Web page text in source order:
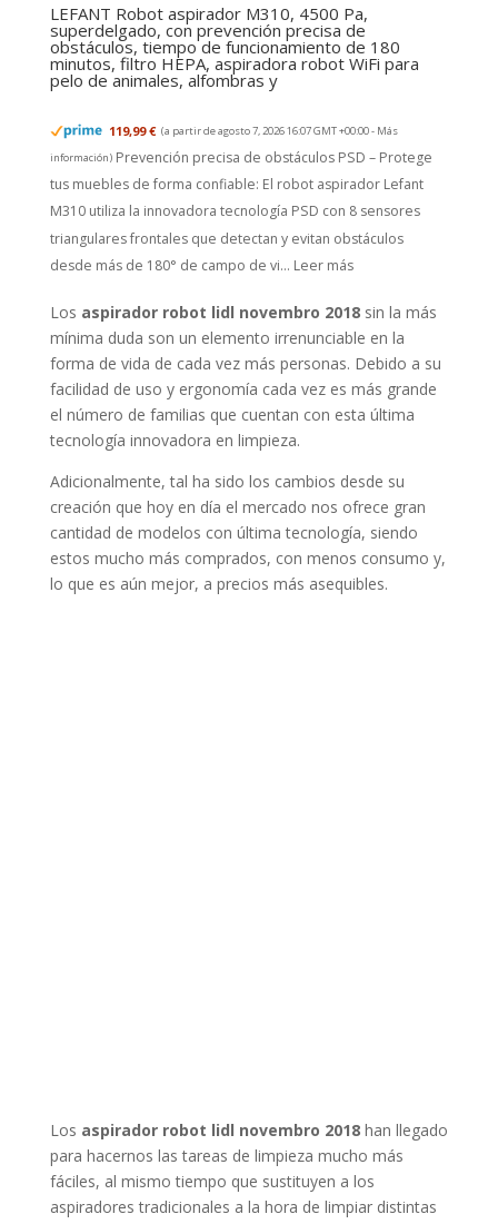
LEFANT Robot aspirador M310, 4500 Pa,
superdelgado, con prevención precisa de
obstáculos, tiempo de funcionamiento de 180
minutos, filtro HEPA, aspiradora robot WiFi para
pelo de animales, alfombras y
119,99 € (a partir de agosto 7, 2026 16:07 GMT +00:00 - Más
información) Prevención precisa de obstáculos PSD – Protege
tus muebles de forma confiable: El robot aspirador Lefant
M310 utiliza la innovadora tecnología PSD con 8 sensores
triangulares frontales que detectan y evitan obstáculos
desde más de 180° de campo de vi... Leer más
Los aspirador robot lidl novembro 2018sin la más
mínima duda son un elemento irrenunciable en la
forma de vida de cada vez más personas. Debido a su
facilidad de uso y ergonomía cada vez es más grande
el número de familias que cuentan con esta última
tecnología innovadora en limpieza.
Adicionalmente, tal ha sido los cambios desde su
creación que hoy en día el mercado nos ofrece gran
cantidad de modelos con última tecnología, siendo
estos mucho más comprados, con menos consumo y,
lo que es aún mejor, a precios más asequibles.
Los aspirador robot lidl novembro 2018han llegado
para hacernos las tareas de limpieza mucho más
fáciles, al mismo tiempo que sustituyen a los
aspiradores tradicionales a la hora de limpiar distintas